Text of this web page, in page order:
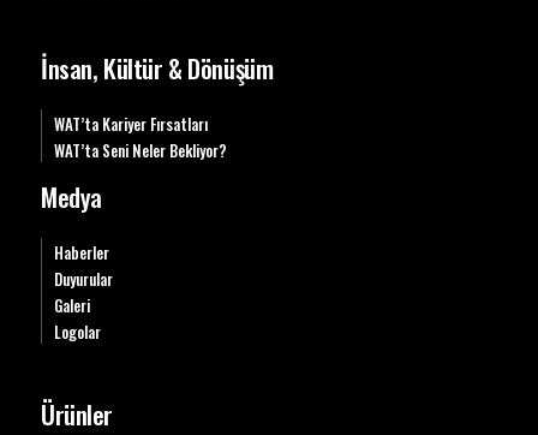
İnsan, Kültür & Dönüşüm
WAT’ta Kariyer Fırsatları
WAT’ta Seni Neler Bekliyor?
Medya
Haberler
Duyurular
Galeri
Logolar
Ürünler